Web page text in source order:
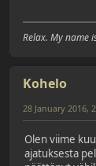
Relax. My name
Kohelo
28 January 2016,
Olen viime
ajatuksesta